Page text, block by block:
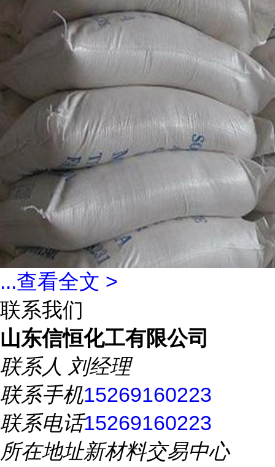
...查看全文 >
联系我们
山东信恒化工有限公司
联系人 刘经理
联系手机15269160223
联系电话15269160223
所在地址新材料交易中心